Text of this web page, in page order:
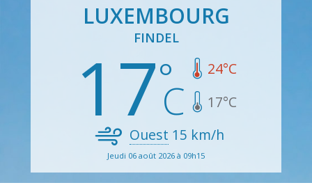
LUXEMBOURG
FINDEL
17 24°C
17°C
Ouest 15 km/h
Jeudi 06 août 2026 à 09h15